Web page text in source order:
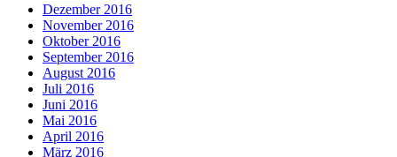
Dezember 2016
November 2016
Oktober 2016
September 2016
August 2016
Juli 2016
Juni 2016
Mai 2016
April 2016
März 2016